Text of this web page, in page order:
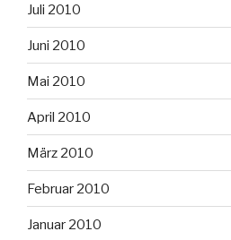
Juli 2010
Juni 2010
Mai 2010
April 2010
März 2010
Februar 2010
Januar 2010